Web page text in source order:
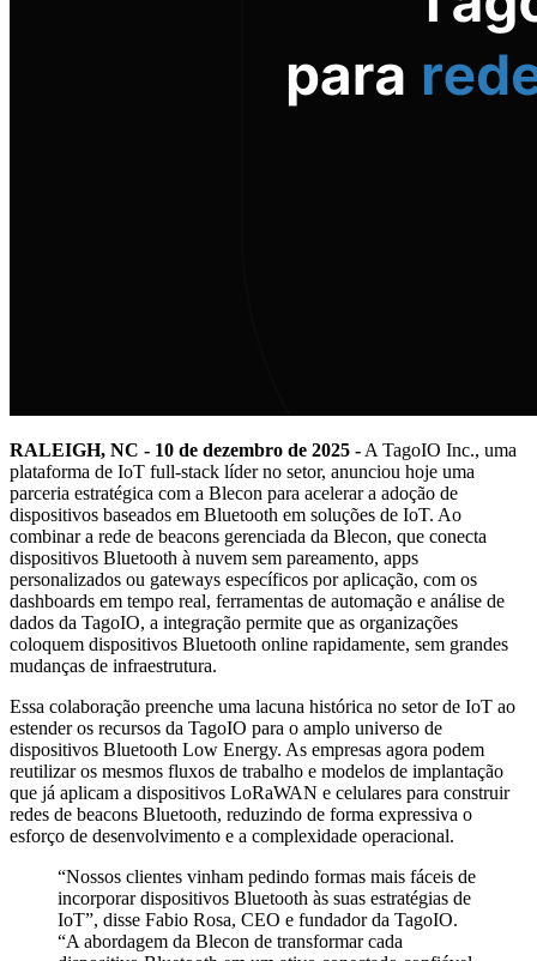
RALEIGH, NC - 10 de dezembro de 2025 - A TagoIO Inc., uma
plataforma de IoT full-stack líder no setor, anunciou hoje uma
parceria estratégica com a Blecon para acelerar a adoção de
dispositivos baseados em Bluetooth em soluções de IoT. Ao
combinar a rede de beacons gerenciada da Blecon, que conecta
dispositivos Bluetooth à nuvem sem pareamento, apps
personalizados ou gateways específicos por aplicação, com os
dashboards em tempo real, ferramentas de automação e análise de
dados da TagoIO, a integração permite que as organizações
coloquem dispositivos Bluetooth online rapidamente, sem grandes
mudanças de infraestrutura.
Essa colaboração preenche uma lacuna histórica no setor de IoT ao
estender os recursos da TagoIO para o amplo universo de
dispositivos Bluetooth Low Energy. As empresas agora podem
reutilizar os mesmos fluxos de trabalho e modelos de implantação
que já aplicam a dispositivos LoRaWAN e celulares para construir
redes de beacons Bluetooth, reduzindo de forma expressiva o
esforço de desenvolvimento e a complexidade operacional.
“Nossos clientes vinham pedindo formas mais fáceis de
incorporar dispositivos Bluetooth às suas estratégias de
IoT”, disse Fabio Rosa, CEO e fundador da TagoIO.
“A abordagem da Blecon de transformar cada